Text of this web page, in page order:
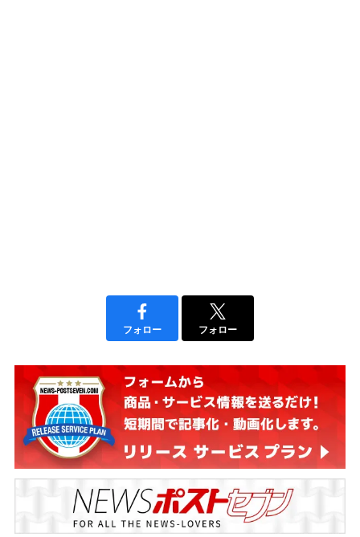
フォロー フォロー